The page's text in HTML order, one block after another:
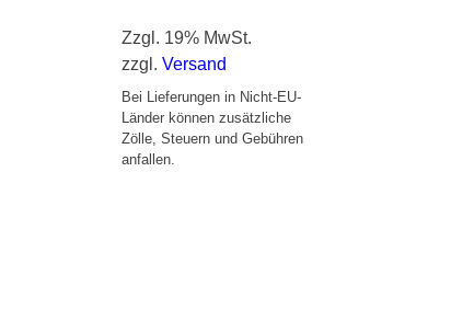
Zzgl. 19% MwSt.
zzgl. Versand
Bei Lieferungen in Nicht-EU-
Länder können zusätzliche
Zölle, Steuern und Gebühren
anfallen.